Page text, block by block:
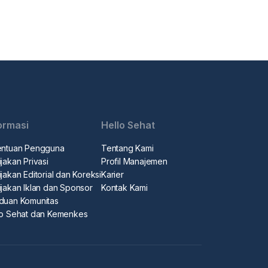
Pengguna
Privasi
Editorial dan Koreksi
Iklan dan Sponsor
Komunitas
Sehat dan Kemenkes
Hello Sehat
Tentang Kami
Profil Manajemen
Karier
Kontak Kami